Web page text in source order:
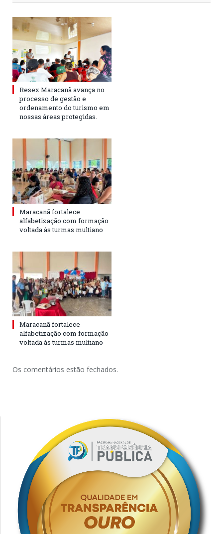
Resex Maracanã avança no
processo de gestão e
ordenamento do turismo em
nossas áreas protegidas.
Maracanã fortalece
alfabetização com formação
voltada às turmas multiano
Maracanã fortalece
alfabetização com formação
voltada às turmas multiano
Os comentários estão fechados.